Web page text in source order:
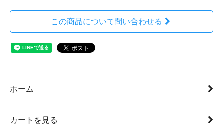
この商品について問い合わせる
ホーム
カートを見る